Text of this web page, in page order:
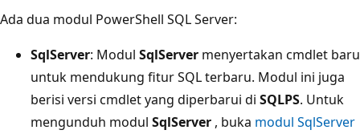
Ada dua modul PowerShell SQL Server:
SqlServer: Modul SqlServer menyertakan cmdlet baru
untuk mendukung fitur SQL terbaru. Modul ini juga
berisi versi cmdlet yang diperbarui di SQLPS. Untuk
mengunduh modul SqlServer , buka modul SqlServer